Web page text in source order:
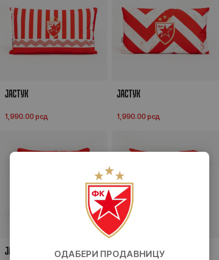
ЈАСТУК
1,990.00 рсд
ЈАСТУК
1,990.00 рсд
ЈАСТУК ЈАСТУК
ОДАБЕРИ ПРОДАВНИЦУ